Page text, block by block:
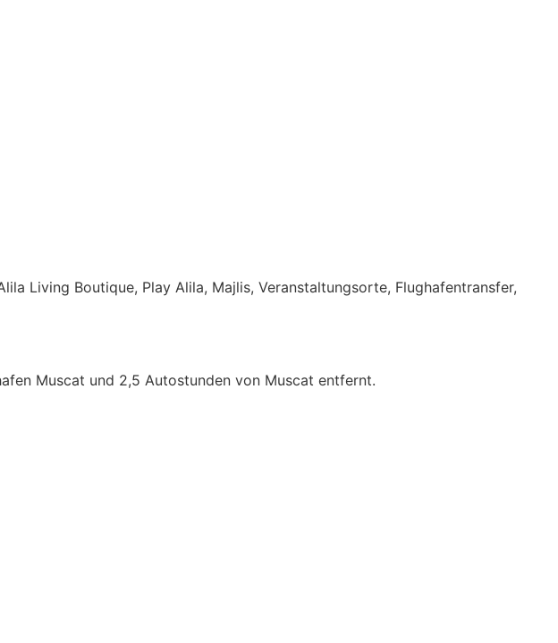
Living Boutique, Play Alila, Majlis, Veranstaltungsorte, Flughafentransfer,
Muscat und 2,5 Autostunden von Muscat entfernt.